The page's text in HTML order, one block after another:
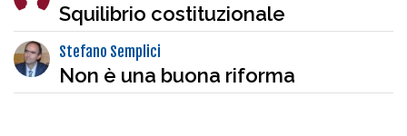
Squilibrio costituzionale
Stefano Semplici
Non è una buona riforma